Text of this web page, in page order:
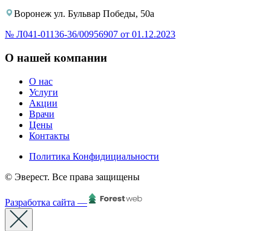
Воронеж ул. Бульвар Победы, 50а
№ Л041-01136-36/00956907 от 01.12.2023
О нашей компании
О нас
Услуги
Акции
Врачи
Цены
Контакты
Политика Конфидициальности
© Эверест. Все права защищены
Разработка сайта —